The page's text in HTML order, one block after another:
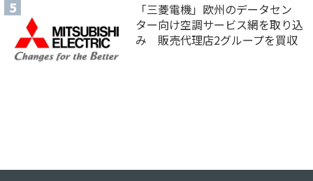
「三菱電機」欧州のデータセン
ター向け空調サービス網を取り込
み 販売代理店2グループを買収